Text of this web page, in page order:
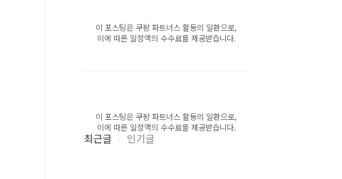
이 포스팅은 쿠팡 파트너스 활동의 일환으로,
이에 따른 일정액의 수수료를 제공받습니다.
이 포스팅은 쿠팡 파트너스 활동의 일환으로,
이에 따른 일정액의 수수료를 제공받습니다.
최근글 인기글